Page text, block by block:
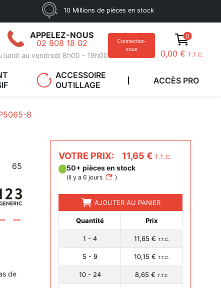
10 Millions de pièces en stock
APPELEZ-NOUS
02 808 18 02
lundi au vendredi 8h00 - 19h00
Connectez-
vous
0
0,00 € T.T.C.
ACCESSOIRE
OUTILLAGE
ACCÈS PRO
8
65
de
VOTRE PRIX: 11,65 € T.T.C.
50+ pièces en stock
(il y a 6 jours )
AJOUTER AU PANIER
Quantité Prix
1 - 4 11,65 € T.T.C.
5 - 9 10,15 € T.T.C.
10 - 24 8,65 € T.T.C.